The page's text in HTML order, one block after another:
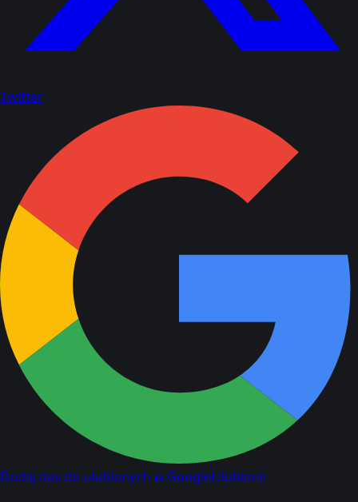
Twitter
Dodaj nas do ulubionych w GoogleUlubione